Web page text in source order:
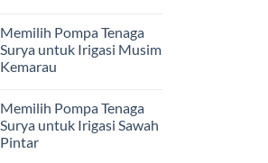
Memilih Pompa Tenaga
Surya untuk Irigasi Musim
Kemarau
Memilih Pompa Tenaga
Surya untuk Irigasi Sawah
Pintar